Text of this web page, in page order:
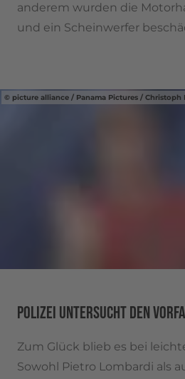
anderem wurden die
und ein Scheinwerfer
picture alliance / Panama Pictures / Christoph
POLIZEI UNTERSUCHT DEN
Zum Glück blieb es bei
Sowohl Pietro Lombardi als